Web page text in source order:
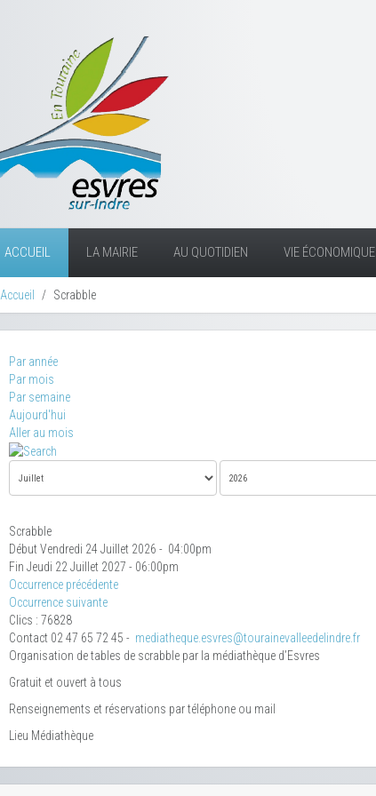
ACCUEIL LA MAIRIE AU QUOTIDIEN VIE ÉCONOMIQUE
Accueil Scrabble
Par année
Par mois
Par semaine
Aujourd'hui
Aller au mois
Scrabble
Début Vendredi 24 Juillet 2026 - 04:00pm
Fin Jeudi 22 Juillet 2027 - 06:00pm
Occurrence précédente
Occurrence suivante
Clics : 76828
Contact 02 47 65 72 45 - mediatheque.esvres@tourainevalleedelindre.fr
Organisation de tables de scrabble par la médiathèque d’Esvres
Gratuit et ouvert à tous
Renseignements et réservations par téléphone ou mail
Lieu Médiathèque